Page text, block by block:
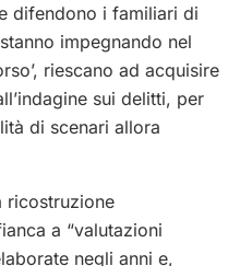
difendono i familiari di
impegnando nel
riescano ad acquisire
sui delitti, per
di scenari allora
ricostruzione
a “valutazioni
negli anni e,